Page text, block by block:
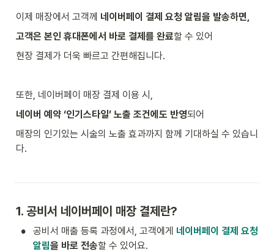
이제 매장에서 고객께 네이버페이 결제 요청 알림을 발송하면,
고객은 본인 휴대폰에서 바로 결제를 완료할 수 있어
현장 결제가 더욱 빠르고 간편해집니다.
또한, 네이버페이 매장 결제 이용 시,
네이버 예약 ‘인기스타일’ 노출 조건에도 반영되어
매장의 인기있는 시술의 노출 효과까지 함께 기대하실 수 있습니
다.
1. 공비서 네이버페이 매장 결제란?
• 공비서 매출 등록 과정에서, 고객에게 네이버페이 결제 요청
알림을 바로 전송할 수 있어요.